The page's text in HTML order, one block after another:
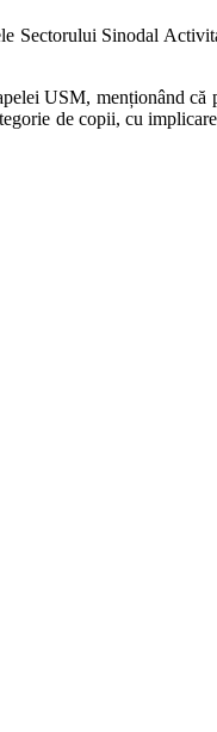
Sectorului Sinodal
USM, menționând
de copii, cu